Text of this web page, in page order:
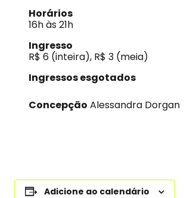
Horários
16h às 21h
Ingresso
R$ 6 (inteira), R$ 3 (meia)
Ingressos esgotados
Concepção Alessandra Dorgan
Adicione ao calendário